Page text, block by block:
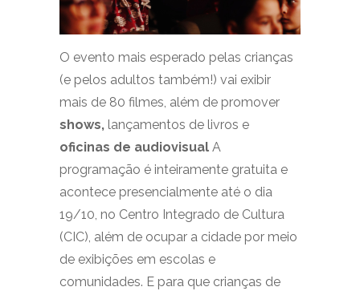
O evento mais esperado pelas crianças
(e pelos adultos também!) vai exibir
mais de 80 filmes, além de promover
shows, lançamentos de livros e
oficinas de audiovisual A
programação é inteiramente gratuita e
acontece presencialmente até o dia
19/10, no Centro Integrado de Cultura
(CIC), além de ocupar a cidade por meio
de exibições em escolas e
comunidades. E para que crianças de